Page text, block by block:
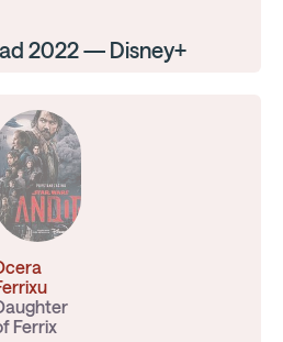
2022 — Disney+
Ferrix